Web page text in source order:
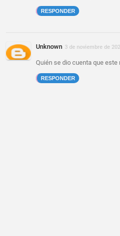
RESPONDER
Unknown 3 de noviembre de
Quién se dio cuenta que
RESPONDER